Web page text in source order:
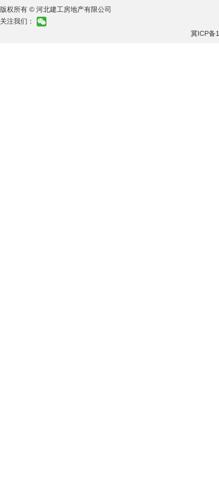
版权所有 © 河北建工房地产有限公司
关注我们：
冀ICP备